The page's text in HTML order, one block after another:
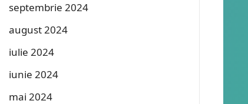
septembrie 2024
august 2024
iulie 2024
iunie 2024
mai 2024